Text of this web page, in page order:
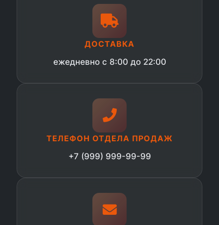
ДОСТАВКА
ежедневно с 8:00 до 22:00
ТЕЛЕФОН ОТДЕЛА ПРОДАЖ
+7 (999) 999-99-99